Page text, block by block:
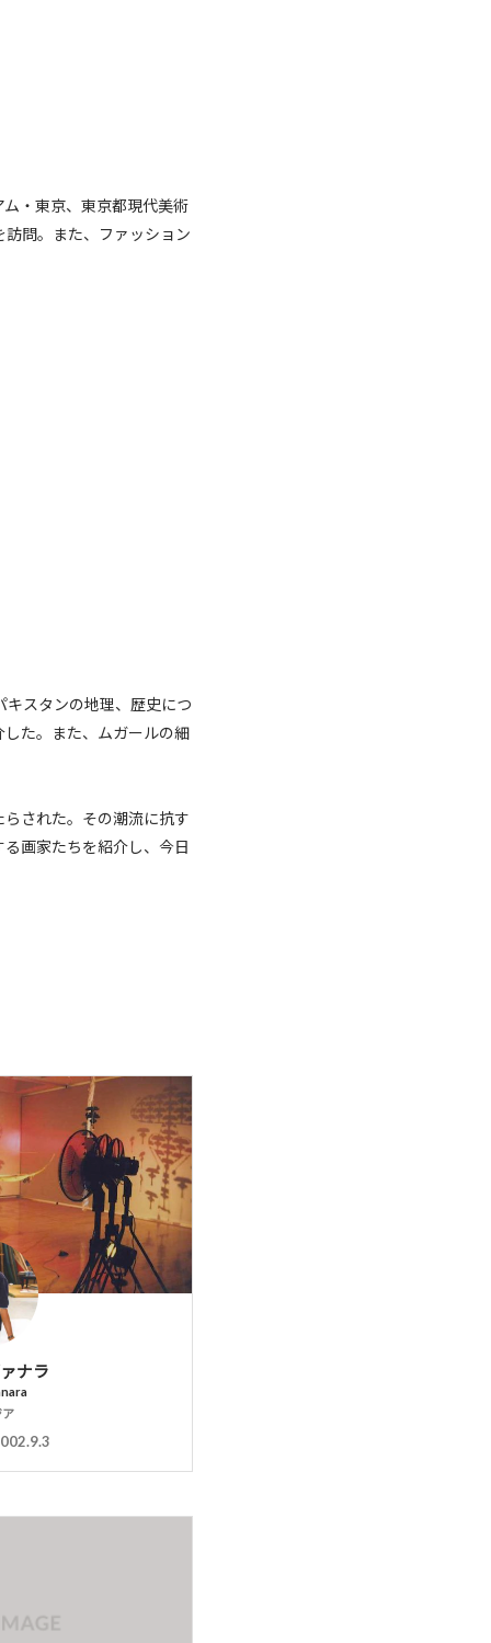
・東京、東京都現代美術
問。また、ファッション
スタンの地理、歴史につ
た。また、ムガールの細
された。その潮流に抗す
画家たちを紹介し、今日
ナラ
ア